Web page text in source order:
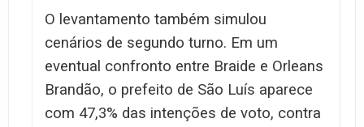
O levantamento também simulou
cenários de segundo turno. Em um
eventual confronto entre Braide e Orleans
Brandão, o prefeito de São Luís aparece
com 47,3% das intenções de voto, contra